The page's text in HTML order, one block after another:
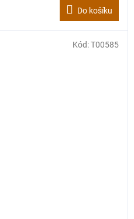
Do košíku
Kód:T00585